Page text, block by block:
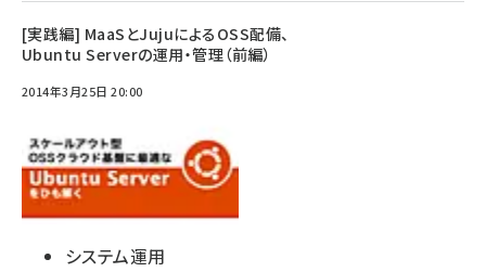
[実践編] MaaSとJujuによるOSS配備、
Ubuntu Serverの運用・管理（前編）
2014年3月25日 20:00
システム運用